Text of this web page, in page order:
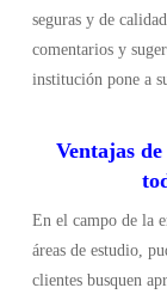
seguras y de
comentarios y
institución pone a
Ventajas
En el campo de la
áreas de estudio,
clientes busquen